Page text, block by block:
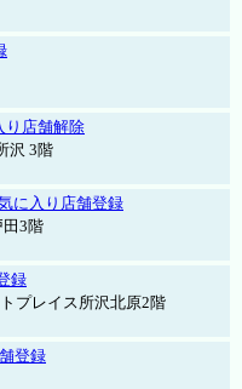
り店舗解除
沢 3階
に入り店舗登録
3階
録
プレイス所沢北原2階
登録